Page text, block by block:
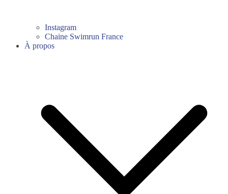
Instagram
Chaine Swimrun France
À propos